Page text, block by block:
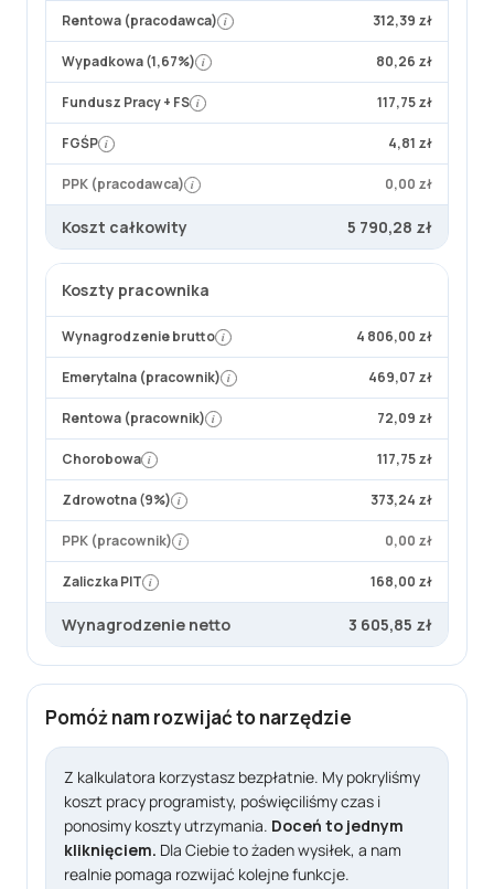
Rentowa (pracodawca) i 312,39 zł
Wypadkowa (1,67%) i 80,26 zł
Fundusz Pracy + FS i 117,75 zł
FGŚP i 4,81 zł
PPK (pracodawca) i 0,00 zł
Koszt całkowity 5 790,28 zł
Koszty pracownika
Wynagrodzenie brutto i 4 806,00 zł
Emerytalna (pracownik) i 469,07 zł
Rentowa (pracownik) i 72,09 zł
Chorobowa i 117,75 zł
Zdrowotna (9%) i 373,24 zł
PPK (pracownik) i 0,00 zł
Zaliczka PIT i 168,00 zł
Wynagrodzenie netto 3 605,85 zł
Pomóż nam rozwijać to narzędzie
Z kalkulatora korzystasz bezpłatnie. My pokryliśmy
koszt pracy programisty, poświęciliśmy czas i
ponosimy koszty utrzymania. Doceń to jednym
kliknięciem. Dla Ciebie to żaden wysiłek, a nam
realnie pomaga rozwijać kolejne funkcje.